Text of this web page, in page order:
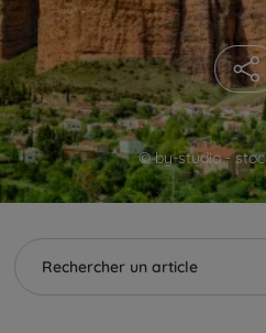
© by-studio -